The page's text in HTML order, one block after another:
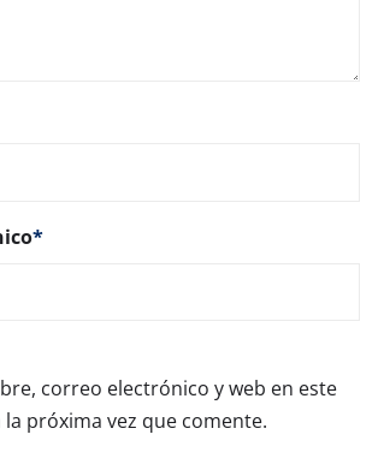
*
correo electrónico y web en este
próxima vez que comente.